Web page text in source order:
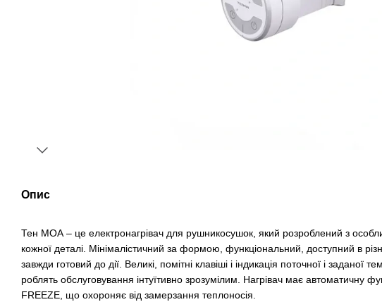
Опис
Тен МОА – це електронагрівач для рушникосушок, який розроблений з
кожної деталі. Мінімалістичний за формою, функціональний, доступний в
завжди готовий до дії. Великі, помітні клавіші і індикація поточної і заданої
роблять обслуговування інтуїтивно зрозумілим. Нагрівач має автоматичну
FREEZE, що охороняє від замерзання теплоносія.